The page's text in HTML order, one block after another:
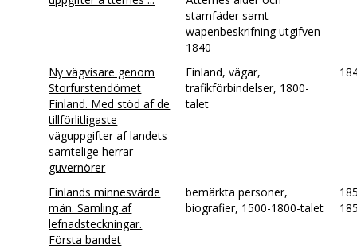
stamfäder samt
wapenbeskrifning utgifven
1840
Ny vägvisare genom
Storfurstendömet
Finland. Med stöd af de
tillförlitligaste
väguppgifter af landets
samtelige herrar
guvernörer
Finland, vägar,
trafikförbindelser, 1800-
talet
Finlands minnesvärde
män. Samling af
lefnadsteckningar.
Första bandet
bemärkta personer,
biografier, 1500-1800-talet